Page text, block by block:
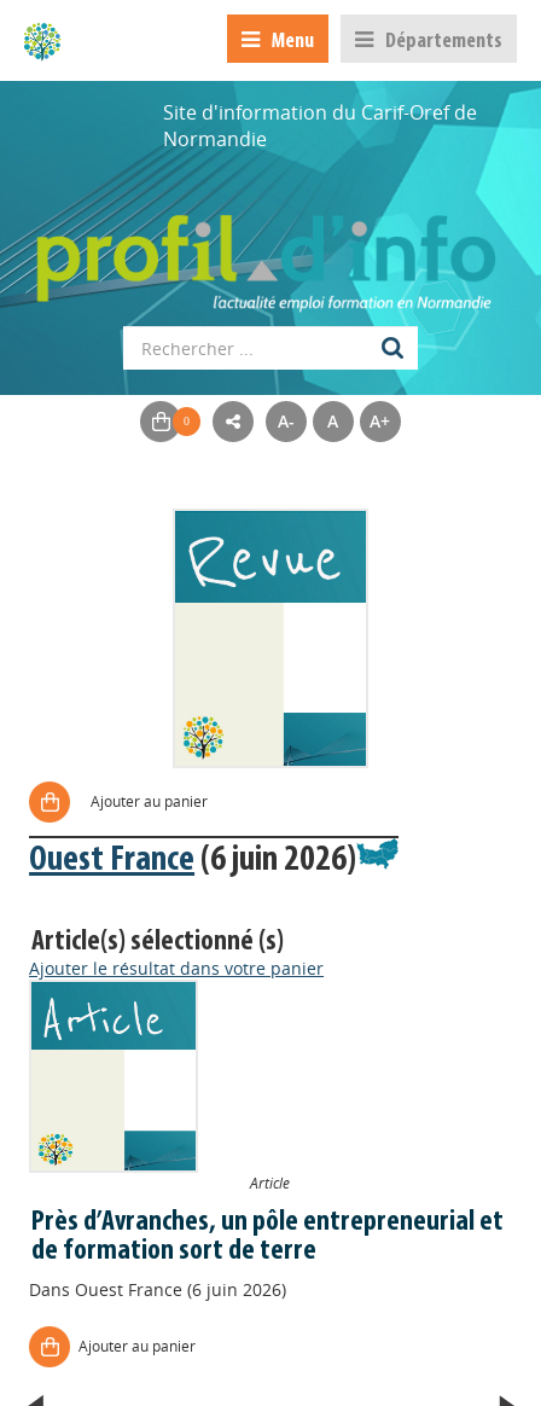
Menu Départements
Site d'information du Carif-Oref de
Normandie
A- A A+
Ajouter au panier
Ouest France (6 juin 2026)
Article(s) sélectionné (s)
Ajouter le résultat dans votre panier
Article
Près d’Avranches, un pôle entrepreneurial et
de formation sort de terre
Dans Ouest France (6 juin 2026)
Ajouter au panier